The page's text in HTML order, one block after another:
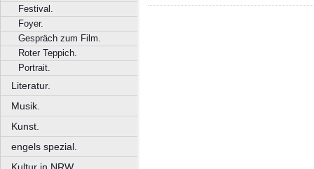
Festival.
Foyer.
Gespräch zum Film.
Roter Teppich.
Portrait.
Literatur.
Musik.
Kunst.
engels spezial.